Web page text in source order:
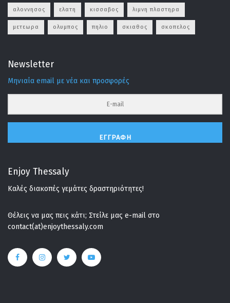
αλοννησος ελατη κισσαβος λιμνη πλαστηρα
μετεωρα ολυμπος πηλιο σκιαθος σκοπελος
Newsletter
Μηνιαία email με νέα και προσφορές
ΕΓΓΡΑΦΉ
Enjoy Thessaly
Καλές διακοπές γεμάτες δραστηριότητες!
Θέλεις να μας πεις κάτι; Στείλε μας e-mail στο
contact(at)enjoythessaly.com